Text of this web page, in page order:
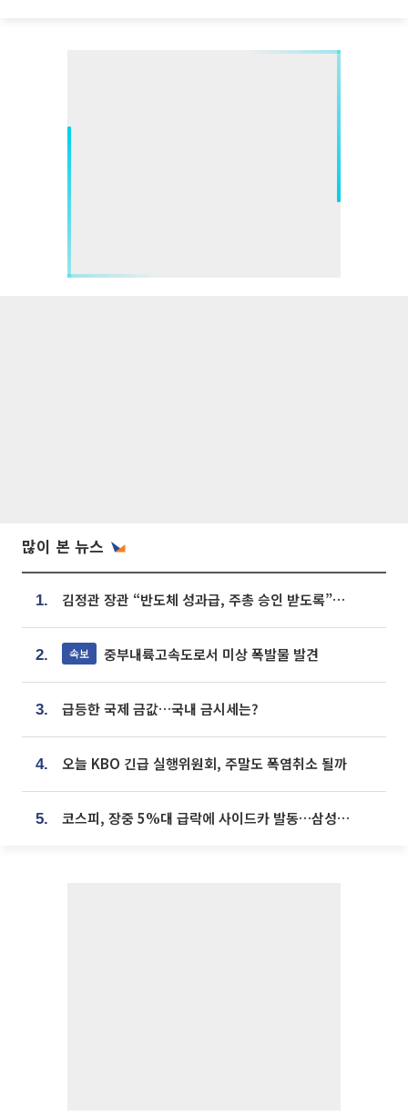
많이 본 뉴스
1. 김정관 장관 “반도체 성과급, 주총 승인 받도록”…상법·자본시장법 개정 시사
2. 속보 중부내륙고속도로서 미상 폭발물 발견
3. 급등한 국제 금값…국내 금시세는?
4. 오늘 KBO 긴급 실행위원회, 주말도 폭염취소 될까
5. 코스피, 장중 5%대 급락에 사이드카 발동…삼성·SK 동반 폭락